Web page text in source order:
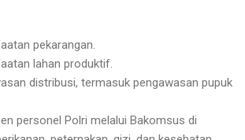
pekarangan.
lahan produktif.
distribusi, termasuk pengawasan pupuk
personel Polri melalui Bakomsus di